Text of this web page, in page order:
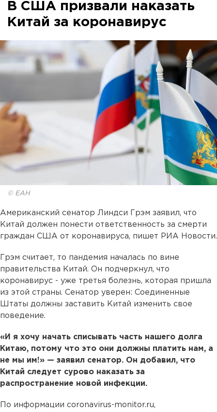
В США призвали наказать
Китай за коронавирус
© ЕАН
Американский сенатор Линдси Грэм заявил, что
Китай должен понести ответственность за смерти
граждан США от коронавируса, пишет РИА Новости.
Грэм считает, то пандемия началась по вине
правительства Китай. Он подчеркнул, что
коронавирус - уже третья болезнь, которая пришла
из этой страны. Сенатор уверен: Соединенные
Штаты должны заставить Китай изменить свое
поведение.
«И я хочу начать списывать часть нашего долга
Китаю, потому что это они должны платить нам, а
не мы им!» — заявил сенатор. Он добавил, что
Китай следует сурово наказать за
распространение новой инфекции.
По информации сoronavirus-monitor.ru,